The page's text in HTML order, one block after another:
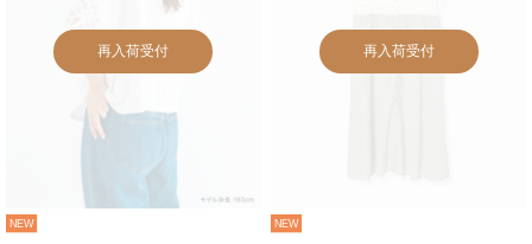
再入荷受付
NEW
再入荷受付
NEW